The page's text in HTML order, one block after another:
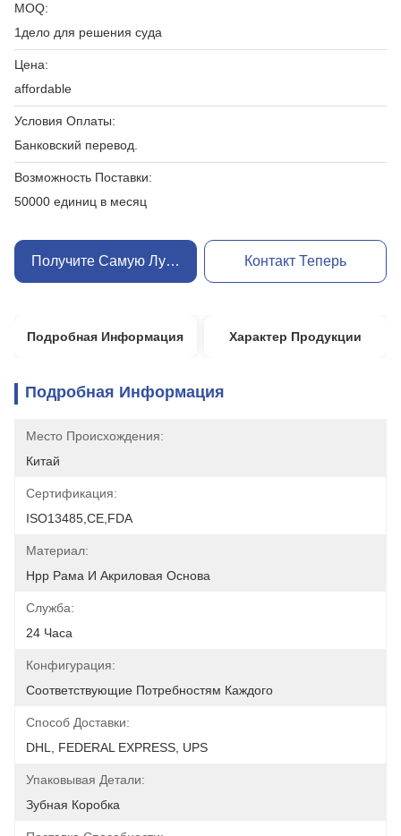
MOQ:
1дело для решения суда
Цена:
affordable
Условия Оплаты:
Банковский перевод.
Возможность Поставки:
50000 единиц в месяц
Получите Самую Лучшую Цену Контакт Теперь
Подробная Информация Характер Продукции
Подробная Информация
Место Происхождения:
Китай
Сертификация:
ISO13485,CE,FDA
Материал:
Hpp Рама И Акриловая Основа
Служба:
24 Часа
Конфигурация:
Соответствующие Потребностям Каждого
Способ Доставки:
DHL, FEDERAL EXPRESS, UPS
Упаковывая Детали:
Зубная Коробка